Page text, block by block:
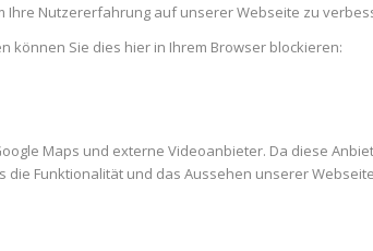
Nutzererfahrung auf unserer Webseite zu
können Sie dies hier in Ihrem Browser blockieren:
Maps und externe Videoanbieter. Da diese
Funktionalität und das Aussehen unserer